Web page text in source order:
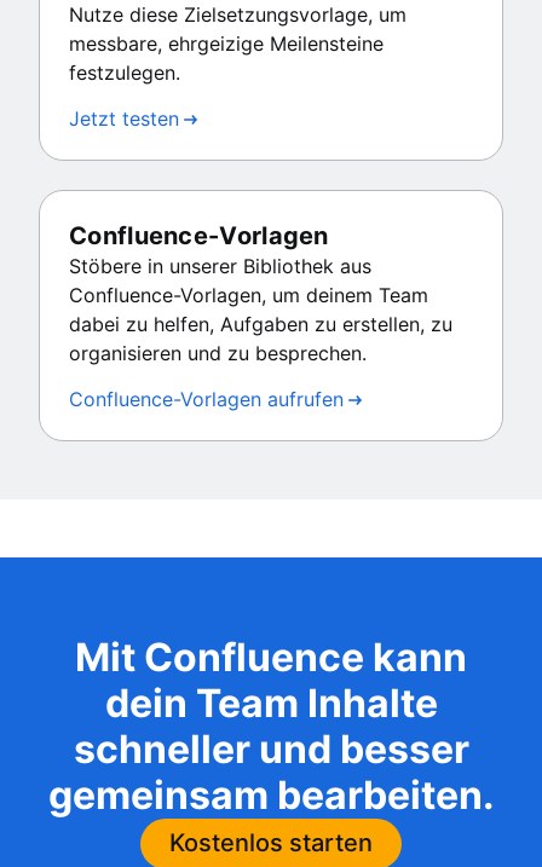
Nutze diese Zielsetzungsvorlage, um
messbare, ehrgeizige Meilensteine
festzulegen.
Jetzt testen
Confluence-Vorlagen
Stöbere in unserer Bibliothek aus
Confluence-Vorlagen, um deinem Team
dabei zu helfen, Aufgaben zu erstellen, zu
organisieren und zu besprechen.
Confluence-Vorlagen aufrufen
Mit Confluence kann
dein Team Inhalte
schneller und besser
gemeinsam bearbeiten.
Kostenlos starten